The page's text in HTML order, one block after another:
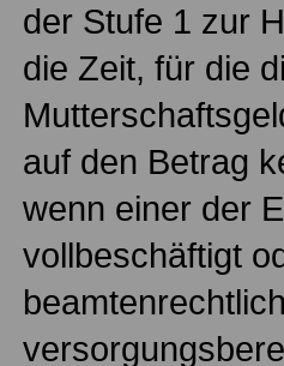
der Stufe 1 zur
die Zeit, für die
auf den Betrag
wenn einer der
vollbeschäftigt